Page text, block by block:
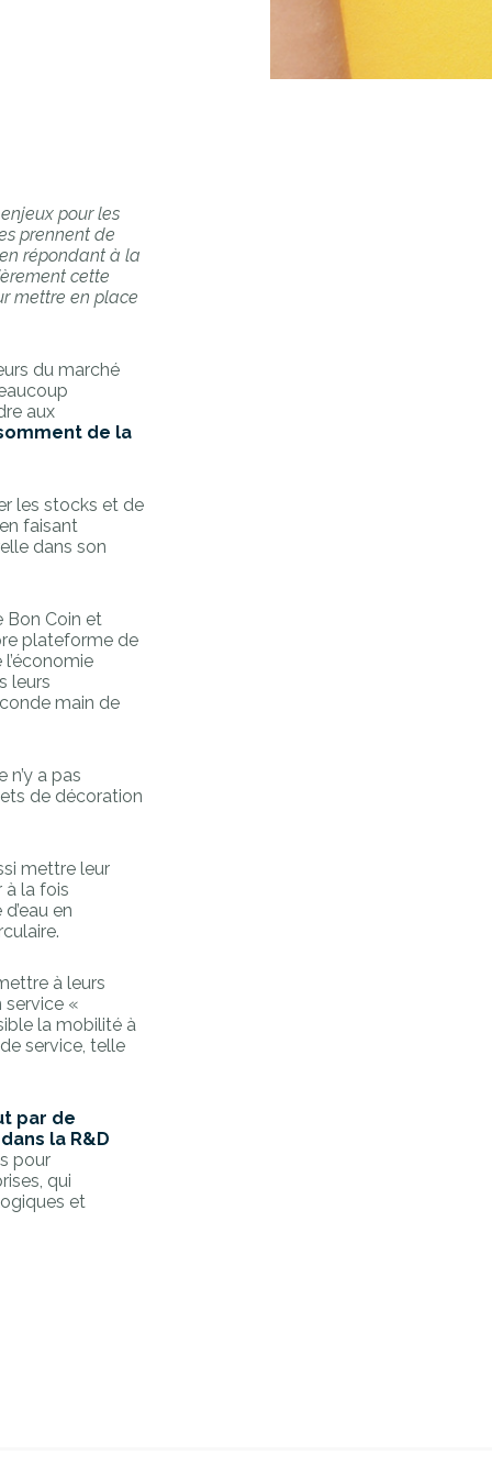
pour les
prennent de
répondant à la
cette
mettre en place
du marché
aux
de la
les stocks et de
faisant
dans son
Bon Coin et
plateforme de
leurs
main de
a pas
de décoration
mettre leur
à la fois
en
à leurs
service «
la mobilité à
service, telle
par de
la R&D
pour
qui
et